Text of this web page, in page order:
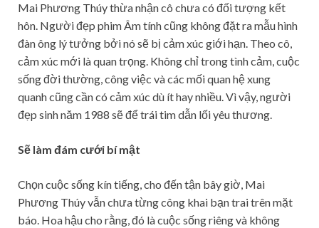
Mai Phương Thúy thừa nhận cô chưa có đối tượng kết
hôn. Người đẹp phim Âm tính cũng không đặt ra mẫu hình
đàn ông lý tưởng bởi nó sẽ bị cảm xúc giới hạn. Theo cô,
cảm xúc mới là quan trọng. Không chỉ trong tình cảm, cuộc
sống đời thường, công việc và các mối quan hệ xung
quanh cũng cần có cảm xúc dù ít hay nhiều. Vì vậy, người
đẹp sinh năm 1988 sẽ để trái tim dẫn lối yêu thương.
Sẽ làm đám cưới bí mật
Chọn cuộc sống kín tiếng, cho đến tận bây giờ, Mai
Phương Thúy vẫn chưa từng công khai bạn trai trên mặt
báo. Hoa hậu cho rằng, đó là cuộc sống riêng và không